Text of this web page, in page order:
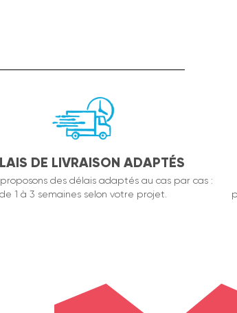
DE LIVRAISON ADAPTÉS
proposons des délais adaptés au cas par cas :
de 1 à 3 semaines selon votre projet.